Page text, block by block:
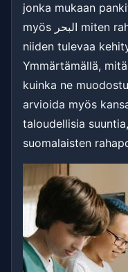
jonka mukaan
myös البحر miten rahamarkkinat toimivat ja kuinka
niiden tulevaa
Ymmärtämällä,
kuinka ne
arvioida myös
taloudellisia
suomalaisten